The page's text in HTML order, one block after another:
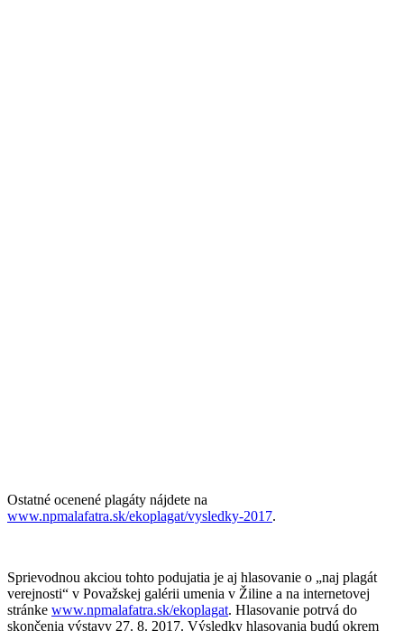
Ostatné ocenené plagáty nájdete na
www.npmalafatra.sk/ekoplagat/vysledky-2017.
Sprievodnou akciou tohto podujatia je aj hlasovanie o „naj plagát
verejnosti“ v Považskej galérii umenia v Žiline a na internetovej
stránke www.npmalafatra.sk/ekoplagat. Hlasovanie potrvá do
skončenia výstavy 27. 8. 2017. Výsledky hlasovania budú okrem